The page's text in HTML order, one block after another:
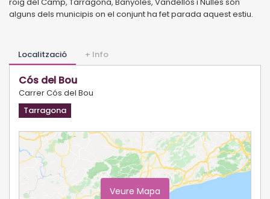
alguns dels municipis on el conjunt ha fet parada aquest estiu.
Localització + Info
Cós del Bou
Carrer Cós del Bou
Tarragona
Veure Mapa